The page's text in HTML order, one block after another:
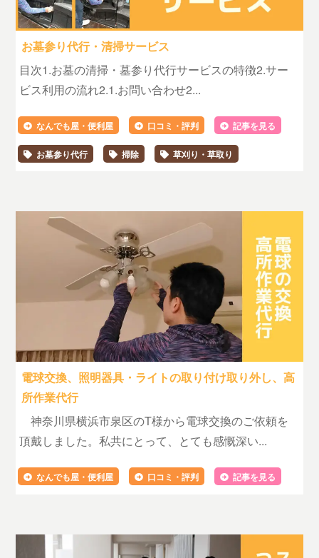
お墓参り代行・清掃サービス
目次1.お墓の清掃・墓参り代行サービスの特徴2.サー
ビス利用の流れ2.1.お問い合わせ2...
なんでも屋・便利屋 口コミ・評判 記事を見る
お墓参り代行 掃除 草刈り・草取り
電球交換、照明器具・ライトの取り付け取り外し、高
所作業代行
神奈川県横浜市泉区のT様から電球交換のご依頼を
頂戴しました。私共にとって、とても感慨深い...
なんでも屋・便利屋 口コミ・評判 記事を見る